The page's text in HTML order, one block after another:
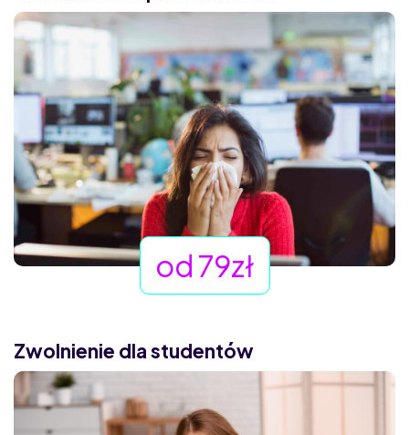
od 79zł
Zwolnienie dla studentów